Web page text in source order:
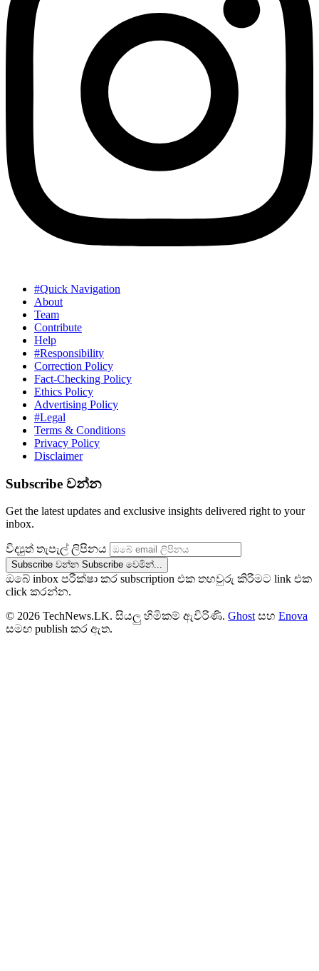
#Quick Navigation
About
Team
Contribute
Help
#Responsibility
Correction Policy
Fact-Checking Policy
Ethics Policy
Advertising Policy
#Legal
Terms & Conditions
Privacy Policy
Disclaimer
Subscribe වන්න
Get the latest updates and exclusive insights delivered right to your
inbox.
විද්‍යුත් තැපැල් ලිපිනය
Subscribe වන්න Subscribe වෙමින්...
ඔබේ inbox පරීක්ෂා කර subscription එක තහවුරු කිරීමට link එක
click කරන්න.
© 2026 TechNews.LK. සියලු හිමිකම් ඇවිරිණි. Ghost සහ Enova
සමඟ publish කර ඇත.